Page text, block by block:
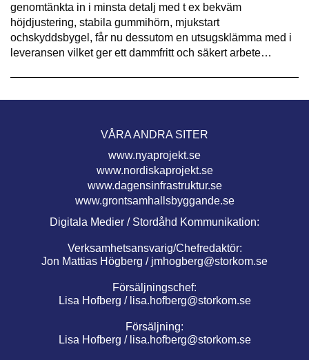
genomtänkta in i minsta detalj med t ex bekväm
höjdjustering, stabila gummihörn, mjukstart
ochskyddsbygel, får nu dessutom en utsugsklämma med i
leveransen vilket ger ett dammfritt och säkert arbete…
VÅRA ANDRA SITER
www.nyaprojekt.se
www.nordiskaprojekt.se
www.dagensinfrastruktur.se
www.grontsamhallsbyggande.se
Digitala Medier / Stordåhd Kommunikation:
Verksamhetsansvarig/Chefredaktör:
Jon Mattias Högberg / jmhogberg@storkom.se
Försäljningschef:
Lisa Hofberg / lisa.hofberg@storkom.se
Försäljning:
Lisa Hofberg / lisa.hofberg@storkom.se